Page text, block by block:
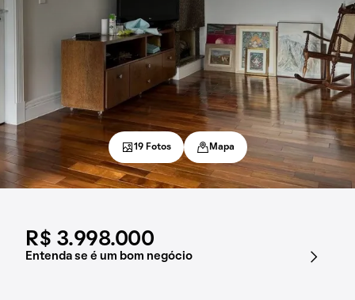
R$ 3.998.000
Entenda se é um bom negócio
19 Fotos Mapa